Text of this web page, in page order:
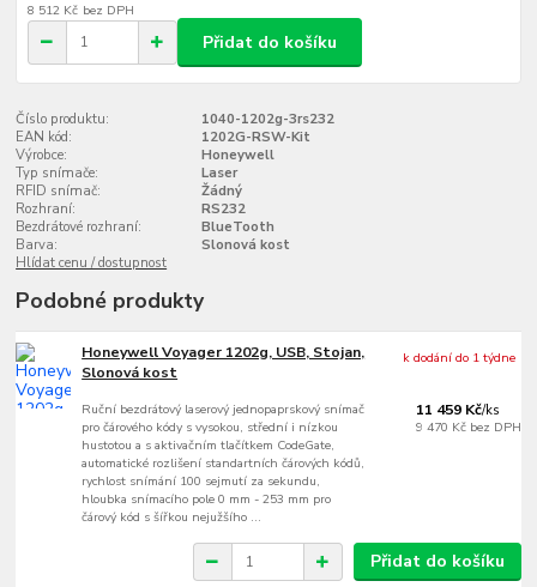
8 512 Kč bez DPH
Přidat do košíku
Číslo produktu:
1040-1202g-3rs232
EAN kód:
1202G-RSW-Kit
Výrobce:
Honeywell
Typ snímače:
Laser
RFID snímač:
Žádný
Rozhraní:
RS232
Bezdrátové rozhraní:
BlueTooth
Barva:
Slonová kost
Hlídat cenu / dostupnost
Podobné produkty
Honeywell Voyager 1202g, USB, Stojan,
Slonová kost
Ruční bezdrátový laserový jednopaprskový snímač
pro čárového kódy s vysokou, střední i nízkou
hustotou a s aktivačním tlačítkem CodeGate,
automatické rozlišení standartních čárových kódů,
rychlost snímání 100 sejmutí za sekundu,
hloubka snímacího pole 0 mm - 253 mm pro
čárový kód s šířkou nejužšího ...
11 459 Kč/ks
9 470 Kč bez DPH
k dodání do 1 týdne
Přidat do košíku